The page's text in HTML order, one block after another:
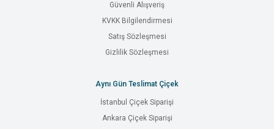
Güvenli Alışveriş
KVKK Bilgilendirmesi
Satış Sözleşmesi
Gizlilik Sözleşmesi
Aynı Gün Teslimat Çiçek
İstanbul Çiçek Siparişi
Ankara Çiçek Siparişi